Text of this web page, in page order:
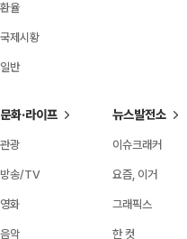
환율
국제시황
일반
문화·라이프
관광
방송/TV
영화
음악
뉴스발전소
이슈크래커
요즘, 이거
그래픽스
한 컷